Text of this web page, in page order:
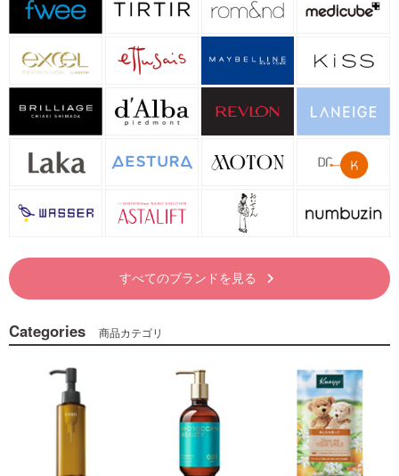
すべてのブランドを見る keyboard_arrow_right
Categories 商品カテゴリ